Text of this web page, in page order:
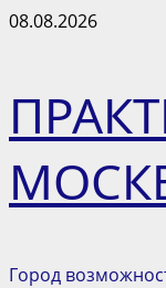
Перейти
08.08.2026
Город